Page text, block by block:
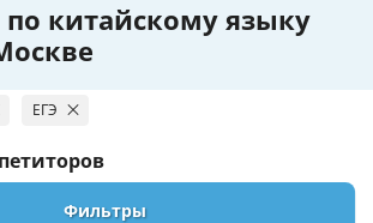
по китайскому языку
ЕГЭ
Фильтры